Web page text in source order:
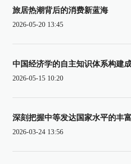
旅居热潮背后的消费新蓝海
2026-05-20 13:45
中国经济学的自主知识体系构建
2026-05-15 10:20
深刻把握中等发达国家水平的丰
2026-03-24 13:56